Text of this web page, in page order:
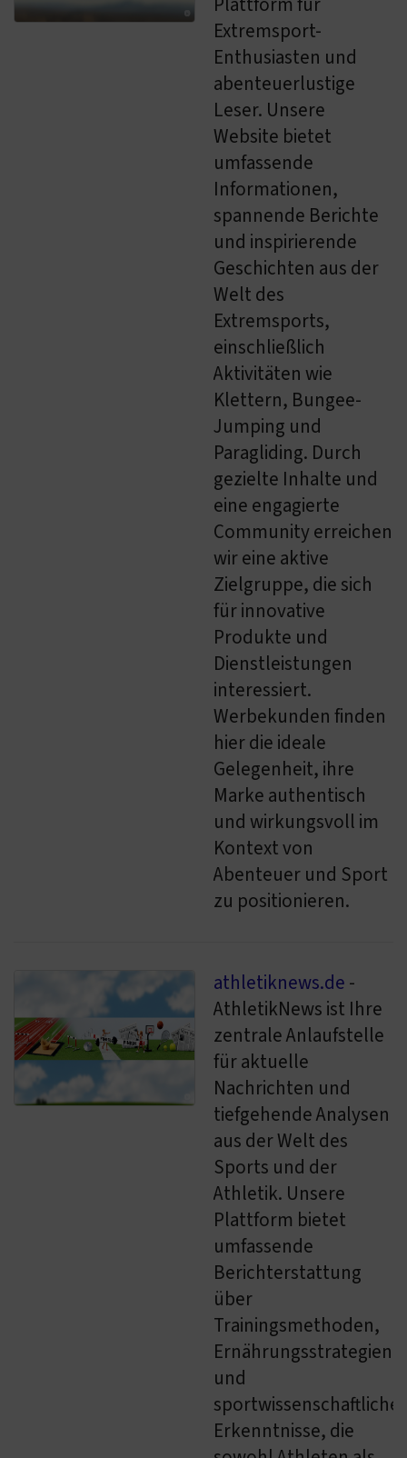
Extremsport-
Enthusiasten und
abenteuerlustige
Leser. Unsere
Website bietet
umfassende
Informationen,
spannende Berichte
und inspirierende
Geschichten aus der
Welt des
Extremsports,
einschließlich
Aktivitäten wie
Klettern, Bungee-
Jumping und
Paragliding. Durch
gezielte Inhalte und
eine engagierte
Community erreichen
wir eine aktive
Zielgruppe, die sich
für innovative
Produkte und
Dienstleistungen
interessiert.
Werbekunden finden
hier die ideale
Gelegenheit, ihre
Marke authentisch
und wirkungsvoll im
Kontext von
Abenteuer und Sport
zu positionieren.
athletiknews.de -
AthletikNews ist Ihre
zentrale Anlaufstelle
für aktuelle
Nachrichten und
tiefgehende Analysen
aus der Welt des
Sports und der
Athletik. Unsere
Plattform bietet
umfassende
Berichterstattung
über
Trainingsmethoden,
Ernährungsstrategien
und
sportwissenschaftliche
Erkenntnisse, die